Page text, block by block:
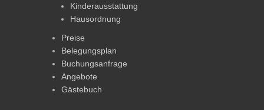
Kinderausstattung
Hausordnung
Preise
Belegungsplan
Buchungsanfrage
Angebote
Gästebuch